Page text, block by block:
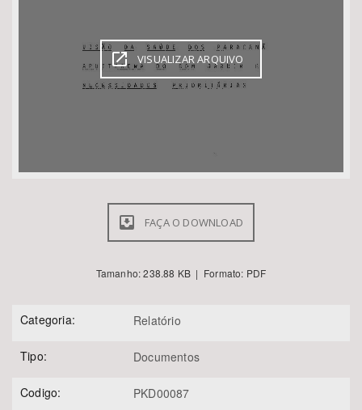
VISUALIZAR ARQUIVO
FAÇA O DOWNLOAD
Tamanho: 238.88 KB | Formato: PDF
Categoria: Relatório
Tipo: Documentos
Codigo: PKD00087